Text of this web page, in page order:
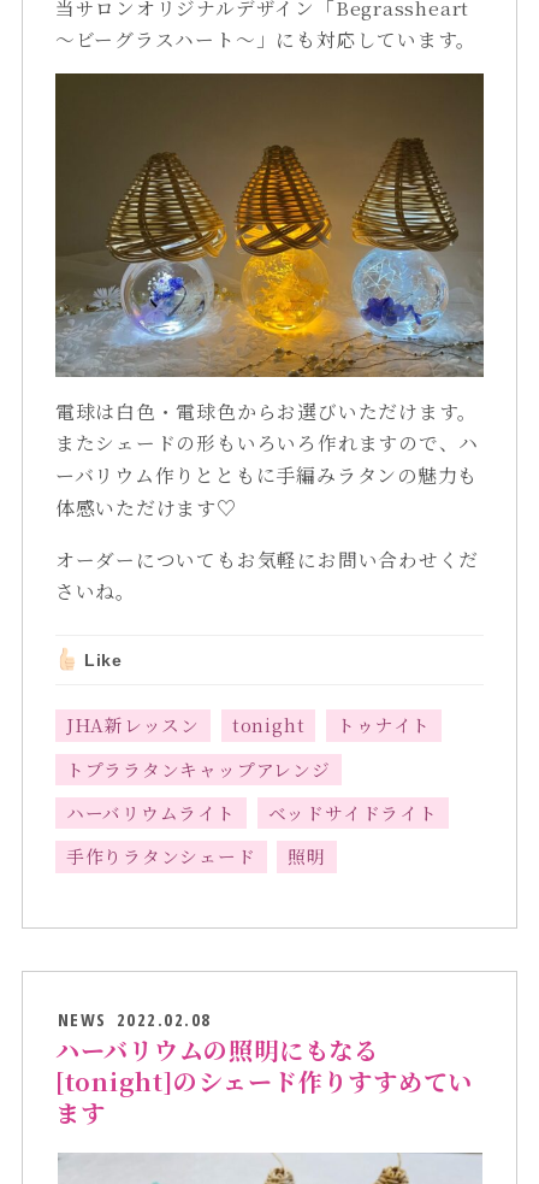
当サロンオリジナルデザイン「Begrassheart
～ビーグラスハート～」にも対応しています。
電球は白色・電球色からお選びいただけます。
またシェードの形もいろいろ作れますので、 ハ
ーバリウム作りとともに手編みラタンの魅力も
体感いただけます♡
オーダーについてもお気軽にお問い合わせくだ
さいね。
Like
JHA新レッスン tonight
トゥナイト
トプララタンキャップアレンジ
ハーバリウムライト
ベッドサイドライト
手作りラタンシェード
照明
NEWS 2022.02.08
ハーバリウムの照明にもなる
[tonight]のシェード作りすすめてい
ます